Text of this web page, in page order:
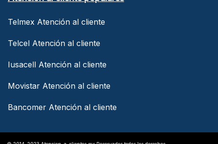
Telmex Atención al cliente
Telcel Atención al cliente
Iusacell Atención al cliente
Movistar Atención al cliente
Bancomer Atención al cliente